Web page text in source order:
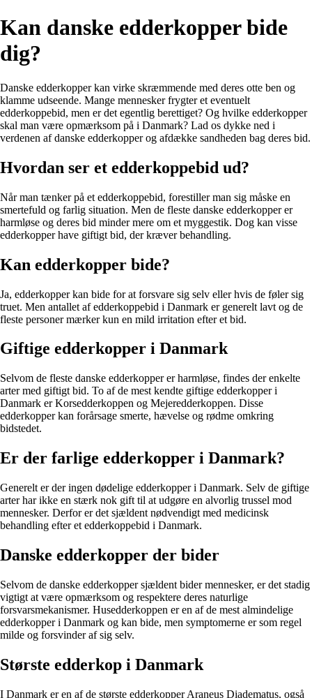
Kan danske edderkopper bide
dig?
Danske edderkopper kan virke skræmmende med deres otte ben og
klamme udseende. Mange mennesker frygter et eventuelt
edderkoppebid, men er det egentlig berettiget? Og hvilke edderkopper
skal man være opmærksom på i Danmark? Lad os dykke ned i
verdenen af danske edderkopper og afdække sandheden bag deres bid.
Hvordan ser et edderkoppebid ud?
Når man tænker på et edderkoppebid, forestiller man sig måske en
smertefuld og farlig situation. Men de fleste danske edderkopper er
harmløse og deres bid minder mere om et myggestik. Dog kan visse
edderkopper have giftigt bid, der kræver behandling.
Kan edderkopper bide?
Ja, edderkopper kan bide for at forsvare sig selv eller hvis de føler sig
truet. Men antallet af edderkoppebid i Danmark er generelt lavt og de
fleste personer mærker kun en mild irritation efter et bid.
Giftige edderkopper i Danmark
Selvom de fleste danske edderkopper er harmløse, findes der enkelte
arter med giftigt bid. To af de mest kendte giftige edderkopper i
Danmark er Korsedderkoppen og Mejeredderkoppen. Disse
edderkopper kan forårsage smerte, hævelse og rødme omkring
bidstedet.
Er der farlige edderkopper i Danmark?
Generelt er der ingen dødelige edderkopper i Danmark. Selv de giftige
arter har ikke en stærk nok gift til at udgøre en alvorlig trussel mod
mennesker. Derfor er det sjældent nødvendigt med medicinsk
behandling efter et edderkoppebid i Danmark.
Danske edderkopper der bider
Selvom de danske edderkopper sjældent bider mennesker, er det stadig
vigtigt at være opmærksom og respektere deres naturlige
forsvarsmekanismer. Husedderkoppen er en af de mest almindelige
edderkopper i Danmark og kan bide, men symptomerne er som regel
milde og forsvinder af sig selv.
Største edderkop i Danmark
I Danmark er en af de største edderkopper Araneus Diadematus, også